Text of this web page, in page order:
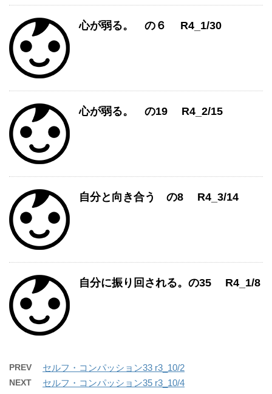
心が弱る。 の６ R4_1/30
心が弱る。 の19 R4_2/15
自分と向き合う の8 R4_3/14
自分に振り回される。の35 R4_1/8
PREV セルフ・コンパッション33 r3_10/2
NEXT セルフ・コンパッション35 r3_10/4